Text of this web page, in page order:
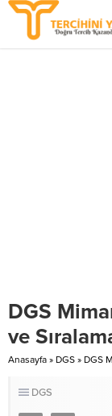
DGS
ve
Anasayfa » DGS » DGS
DGS